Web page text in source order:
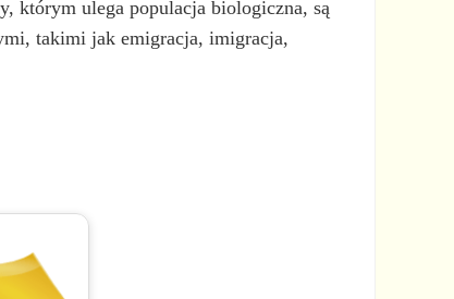
którym ulega populacja biologiczna, są
takimi jak emigracja, imigracja,